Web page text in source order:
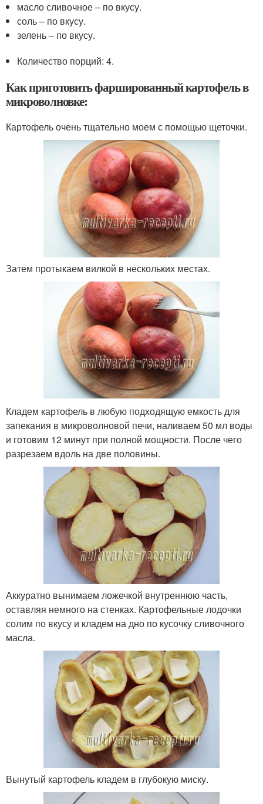
масло сливочное – по вкусу.
соль – по вкусу.
зелень – по вкусу.
Количество порций: 4.
Как приготовить фаршированный картофель в
микроволновке:
Картофель очень тщательно моем с помощью щеточки.
Затем протыкаем вилкой в нескольких местах.
Кладем картофель в любую подходящую емкость для
запекания в микроволновой печи, наливаем 50 мл воды
и готовим 12 минут при полной мощности. После чего
разрезаем вдоль на две половины.
Аккуратно вынимаем ложечкой внутреннюю часть,
оставляя немного на стенках. Картофельные лодочки
солим по вкусу и кладем на дно по кусочку сливочного
масла.
Вынутый картофель кладем в глубокую миску.